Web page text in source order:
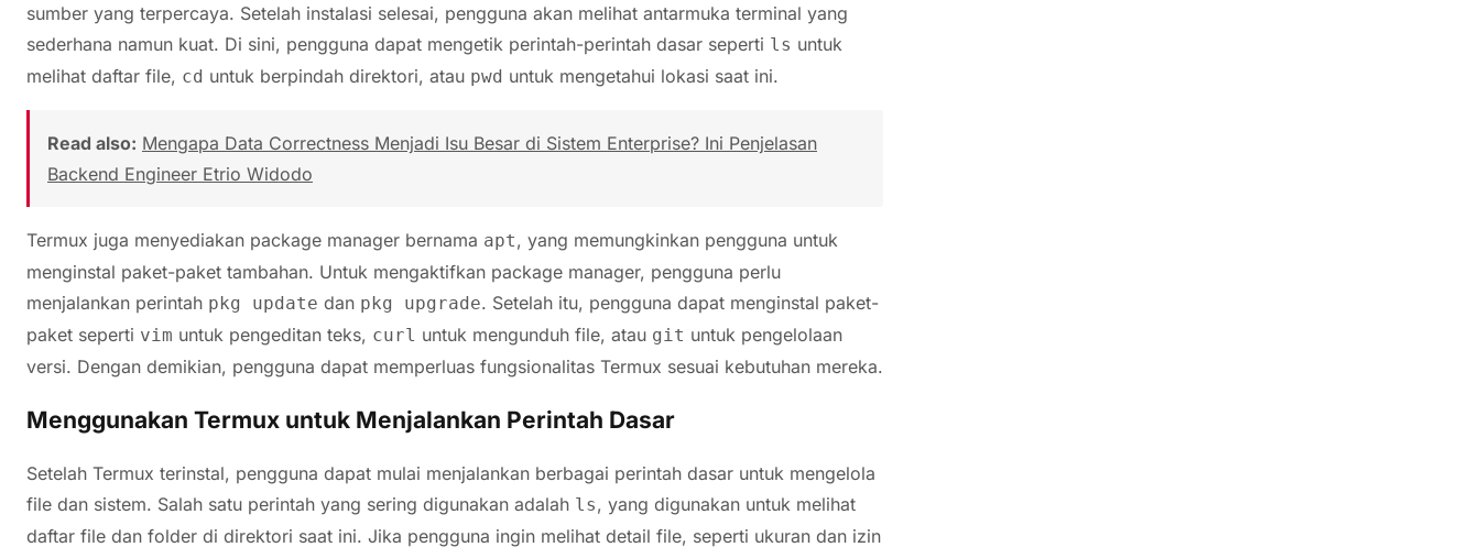
sumber yang terpercaya. Setelah instalasi selesai, pengguna akan melihat antarmuka terminal yang
sederhana namun kuat. Di sini, pengguna dapat mengetik perintah-perintah dasar seperti ls untuk
melihat daftar file, cd untuk berpindah direktori, atau pwd untuk mengetahui lokasi saat ini.
Read also: Mengapa Data Correctness Menjadi Isu Besar di Sistem Enterprise? Ini Penjelasan
Backend Engineer Etrio Widodo
Termux juga menyediakan package manager bernama apt, yang memungkinkan pengguna untuk
menginstal paket-paket tambahan. Untuk mengaktifkan package manager, pengguna perlu
menjalankan perintah pkg update dan pkg upgrade. Setelah itu, pengguna dapat menginstal paket-
paket seperti vim untuk pengeditan teks, curl untuk mengunduh file, atau git untuk pengelolaan
versi. Dengan demikian, pengguna dapat memperluas fungsionalitas Termux sesuai kebutuhan mereka.
Menggunakan Termux untuk Menjalankan Perintah Dasar
Setelah Termux terinstal, pengguna dapat mulai menjalankan berbagai perintah dasar untuk mengelola
file dan sistem. Salah satu perintah yang sering digunakan adalah ls, yang digunakan untuk melihat
daftar file dan folder di direktori saat ini. Jika pengguna ingin melihat detail file, seperti ukuran dan izin